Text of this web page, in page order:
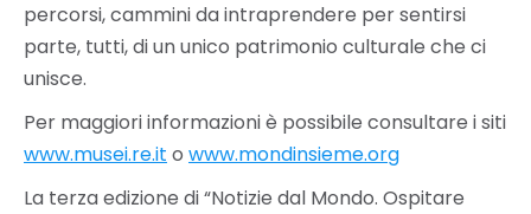
percorsi, cammini da intraprendere per sentirsi
parte, tutti, di un unico patrimonio culturale che ci
unisce.
Per maggiori informazioni è possibile consultare i siti
www.musei.re.it o www.mondinsieme.org
La terza edizione di “Notizie dal Mondo. Ospitare